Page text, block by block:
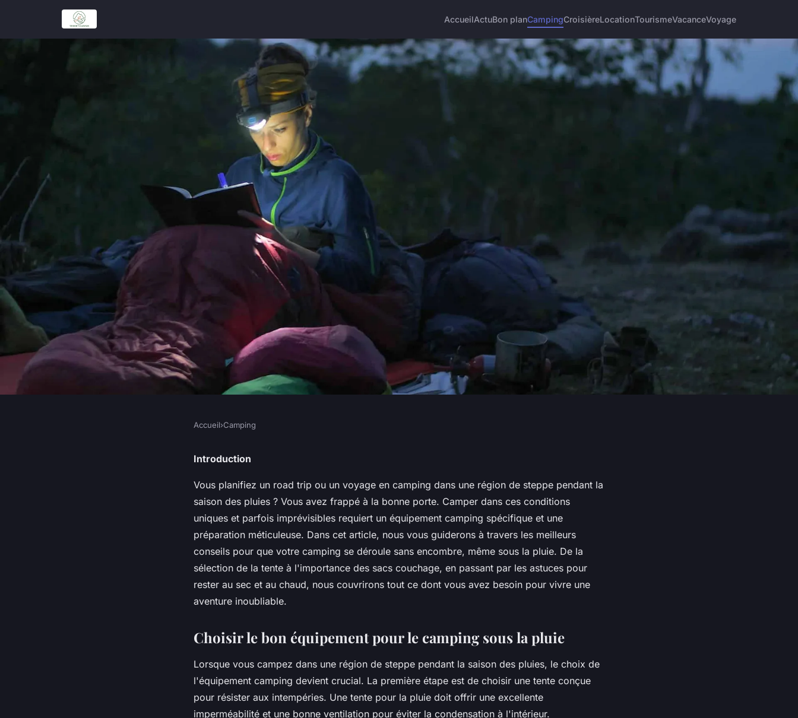
AccueilActuBon planCampingCroisièreLocationTourismeVacanceVoyage
Quels sont les meilleurs conseils pour
camper en région de steppe pendant la
saison des pluies?
Accueil›Camping
Introduction
Vous planifiez un road trip ou un voyage en camping dans une région de steppe pendant la
saison des pluies ? Vous avez frappé à la bonne porte. Camper dans ces conditions
uniques et parfois imprévisibles requiert un équipement camping spécifique et une
préparation méticuleuse. Dans cet article, nous vous guiderons à travers les meilleurs
conseils pour que votre camping se déroule sans encombre, même sous la pluie. De la
sélection de la tente à l'importance des sacs couchage, en passant par les astuces pour
rester au sec et au chaud, nous couvrirons tout ce dont vous avez besoin pour vivre une
aventure inoubliable.
Choisir le bon équipement pour le camping sous la pluie
Lorsque vous campez dans une région de steppe pendant la saison des pluies, le choix de
l'équipement camping devient crucial. La première étape est de choisir une tente conçue
pour résister aux intempéries. Une tente pour la pluie doit offrir une excellente
imperméabilité et une bonne ventilation pour éviter la condensation à l'intérieur.